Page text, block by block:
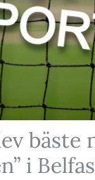
bäste
i